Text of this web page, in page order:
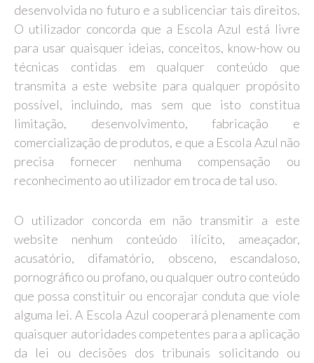
desenvolvida no futuro e a sublicenciar tais direitos.
O utilizador concorda que a Escola Azul está livre
para usar quaisquer ideias, conceitos, know-how ou
técnicas contidas em qualquer conteúdo que
transmita a este website para qualquer propósito
possível, incluindo, mas sem que isto constitua
limitação, desenvolvimento, fabricação e
comercialização de produtos, e que a Escola Azul não
precisa fornecer nenhuma compensação ou
reconhecimento ao utilizador em troca de tal uso.
O utilizador concorda em não transmitir a este
website nenhum conteúdo ilícito, ameaçador,
acusatório, difamatório, obsceno, escandaloso,
pornográfico ou profano, ou qualquer outro conteúdo
que possa constituir ou encorajar conduta que viole
alguma lei. A Escola Azul cooperará plenamente com
quaisquer autoridades competentes para a aplicação
da lei ou decisões dos tribunais solicitando ou